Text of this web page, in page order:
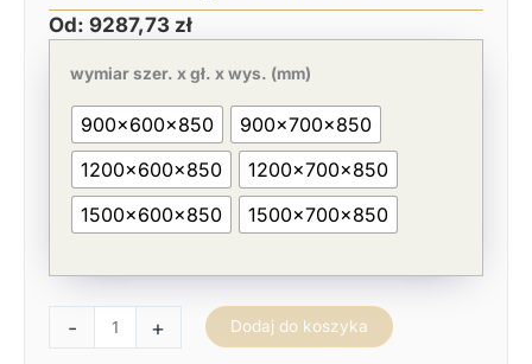
Od: 9287,73 zł
wymiar szer. x gł. x wys. (mm)
900x600x850
900x700x850
1200x600x850
1200x700x850
1500x600x850
1500x700x850
-
Bemar
komorowy
jezdny,
szafką
+ Dodaj do koszyka